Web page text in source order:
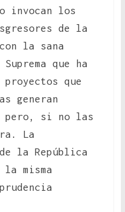
invocan los
de la
la sana
que ha
que
generan
pero, si no las
La
la República
misma